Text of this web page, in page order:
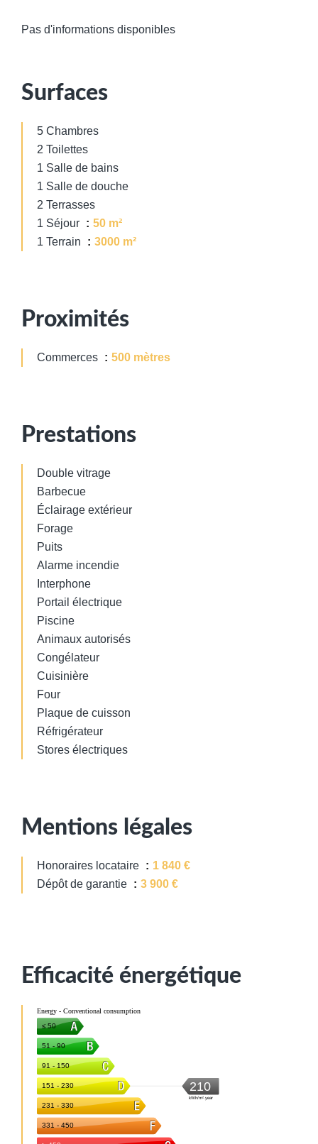
Pas d'informations disponibles
Surfaces
5 Chambres
2 Toilettes
1 Salle de bains
1 Salle de douche
2 Terrasses
1 Séjour
50 m²
1 Terrain
3000 m²
Proximités
Commerces 500 mètres
Prestations
Double vitrage
Barbecue
Éclairage extérieur
Forage
Puits
Alarme incendie
Interphone
Portail électrique
Piscine
Animaux autorisés
Congélateur
Cuisinière
Four
Plaque de cuisson
Réfrigérateur
Stores électriques
Mentions légales
Honoraires locataire
1 840 €
Dépôt de garantie
3 900 €
Efficacité énergétique